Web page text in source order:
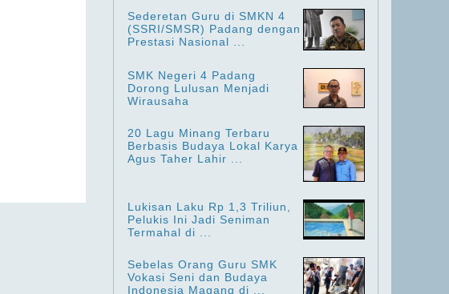
Sederetan Guru di SMKN 4
(SSRI/SMSR) Padang dengan
Prestasi Nasional ...
SMK Negeri 4 Padang
Dorong Lulusan Menjadi
Wirausaha
20 Lagu Minang Terbaru
Berbasis Budaya Lokal Karya
Agus Taher Lahir ...
Lukisan Laku Rp 1,3 Triliun,
Pelukis Ini Jadi Seniman
Termahal di ...
Sebelas Orang Guru SMK
Vokasi Seni dan Budaya
Indonesia Magang di ...